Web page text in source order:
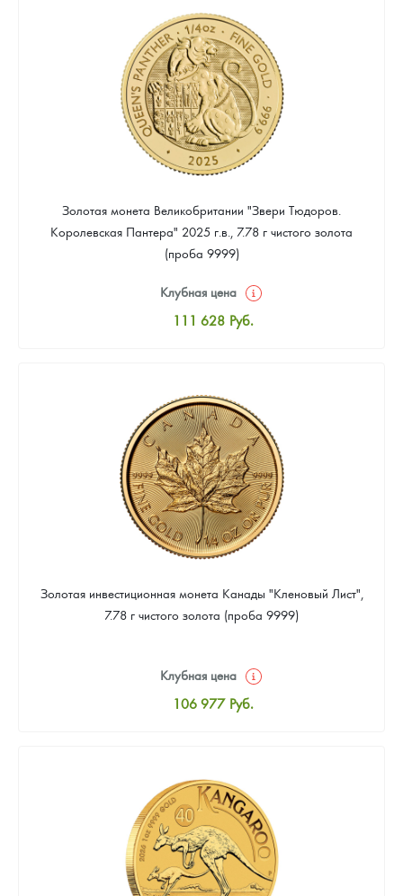
Цена выкупа
Звоните
Золотая монета Великобритании "Звери Тюдоров.
Королевская Пантера" 2025 г.в., 7.78 г чистого золота
(проба 9999)
Клубная цена
111 628 Руб.
Цена выкупа
Звоните
Золотая инвестиционная монета Канады "Кленовый Лист",
7.78 г чистого золота (проба 9999)
Клубная цена
106 977 Руб.
Цена выкупа
95 814 Руб.